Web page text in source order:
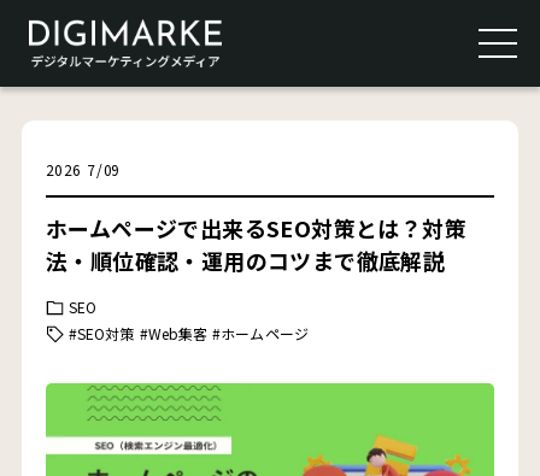
2026 7 /09
ホームページで出来るSEO対策とは？対策
法・順位確認・運用のコツまで徹底解説
SEO
#SEO対策 #Web集客 #ホームページ